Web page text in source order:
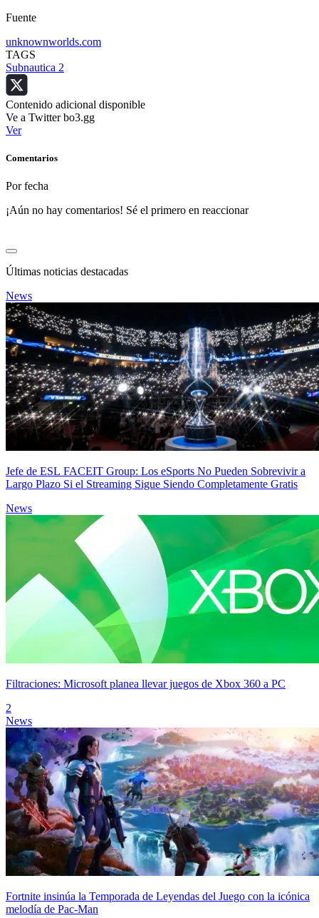
Fuente
unknownworlds.com
TAGS
Subnautica 2
Contenido adicional disponible
Ve a Twitter bo3.gg
Ver
Comentarios
Por fecha
¡Aún no hay comentarios! Sé el primero en reaccionar
Últimas noticias destacadas
News
Jefe de ESL FACEIT Group: Los eSports No Pueden Sobrevivir a
Largo Plazo Si el Streaming Sigue Siendo Completamente Gratis
News
Filtraciones: Microsoft planea llevar juegos de Xbox 360 a PC
2
News
Fortnite insinúa la Temporada de Leyendas del Juego con la icónica
melodía de Pac-Man